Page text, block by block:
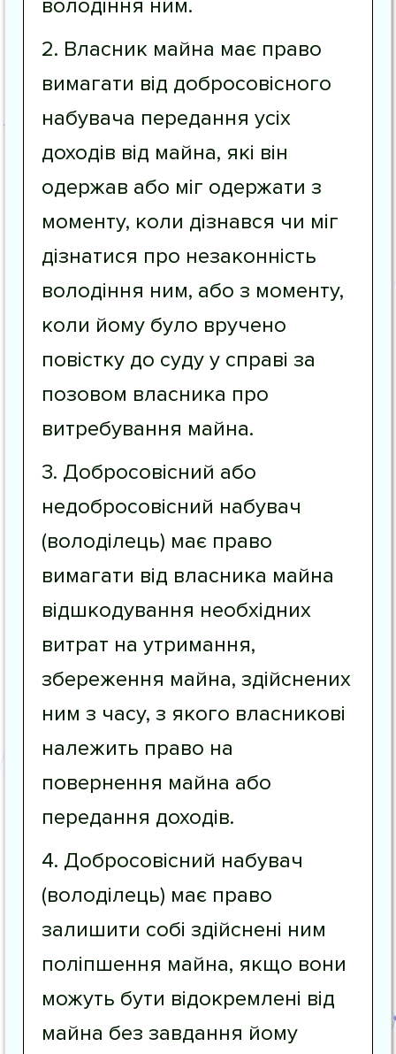
володіння ним.
2. Власник майна має право
вимагати від добросовісного
набувача передання усіх
доходів від майна, які він
одержав або міг одержати з
моменту, коли дізнався чи міг
дізнатися про незаконність
володіння ним, або з моменту,
коли йому було вручено
повістку до суду у справі за
позовом власника про
витребування майна.
3. Добросовісний або
недобросовісний набувач
(володілець) має право
вимагати від власника майна
відшкодування необхідних
витрат на утримання,
збереження майна, здійснених
ним з часу, з якого власникові
належить право на
повернення майна або
передання доходів.
4. Добросовісний набувач
(володілець) має право
залишити собі здійснені ним
поліпшення майна, якщо вони
можуть бути відокремлені від
майна без завдання йому